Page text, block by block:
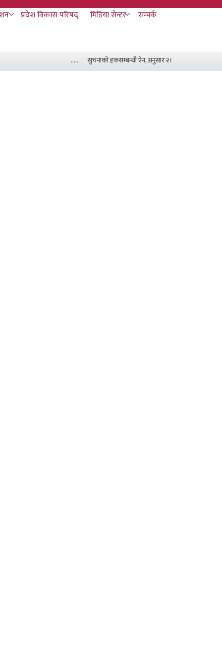
प्रदेश विकास परिषद् मिडिया सेन्टर सम्पर्क
सुचनाको हकसम्बन्धी ऐन, अनुसार २०८३ असार मसान्त सम्म